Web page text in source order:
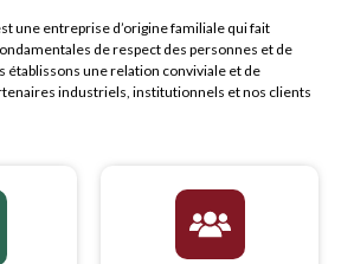
une entreprise d’origine familiale qui fait
de respect des personnes et de
établissons une relation conviviale et de
industriels, institutionnels et nos clients